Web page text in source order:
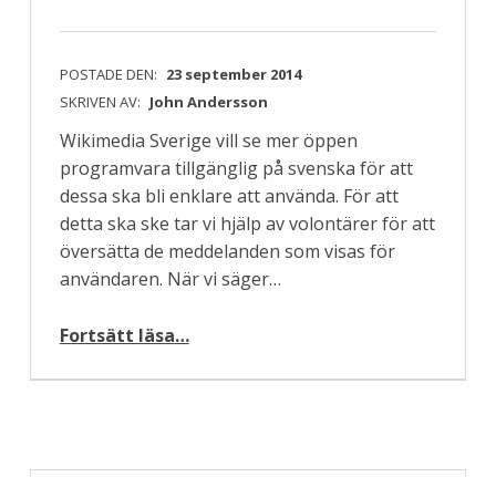
POSTADE DEN: 23 september 2014
SKRIVEN AV: John Andersson
Wikimedia Sverige vill se mer öppen
programvara tillgänglig på svenska för att
dessa ska bli enklare att använda. För att
detta ska ske tar vi hjälp av volontärer för att
översätta de meddelanden som visas för
användaren. När vi säger…
Fortsätt läsa…